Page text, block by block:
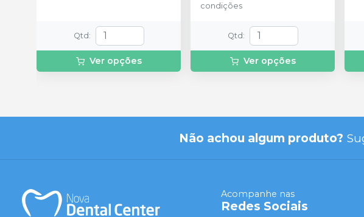
Qtd :
Ver opções
condições
Qtd :
Ver opções
Não achou algum produto?
Acompanhe nas
Redes Sociais